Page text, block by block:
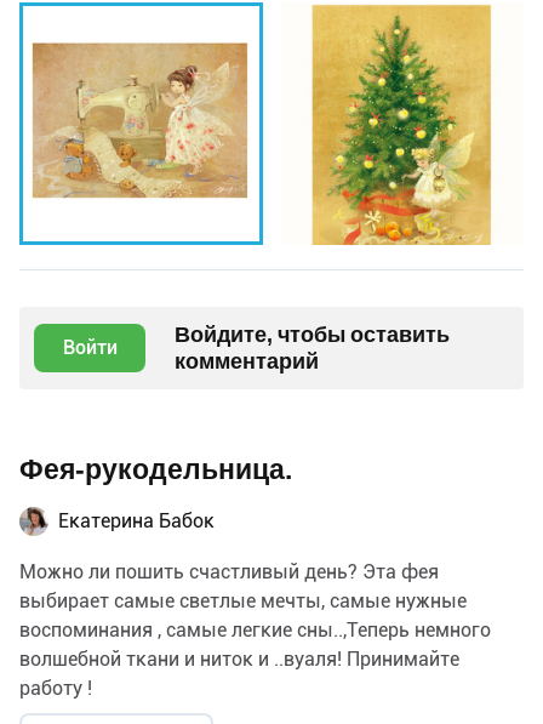
Войти
Войдите, чтобы оставить
комментарий
Фея-рукодельница.
Екатерина Бабок
Можно ли пошить счастливый день? Эта фея
выбирает самые светлые мечты, самые нужные
воспоминания , самые легкие сны..,Теперь немного
волшебной ткани и ниток и ..вуаля! Принимайте
работу !